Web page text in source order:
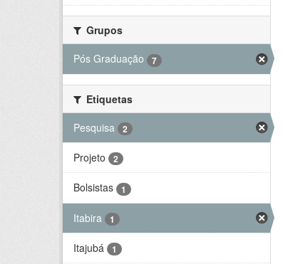
Grupos
Pós Graduação
7
Etiquetas
Pesquisa
2
Projeto 2
Bolsistas 1
Itabira 1
Itajubá 1